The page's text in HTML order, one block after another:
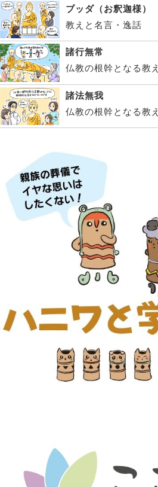
ブッダ（お釈迦様）
教えと名言・逸話
諸行無常
仏教の根幹となる教え
諸法無我
仏教の根幹となる教え